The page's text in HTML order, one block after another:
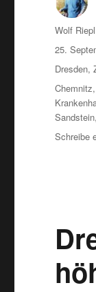
Autor
Wolf Riepl
am
25.
Dresden,
Chemnitz,
Sandstein
Schreibe